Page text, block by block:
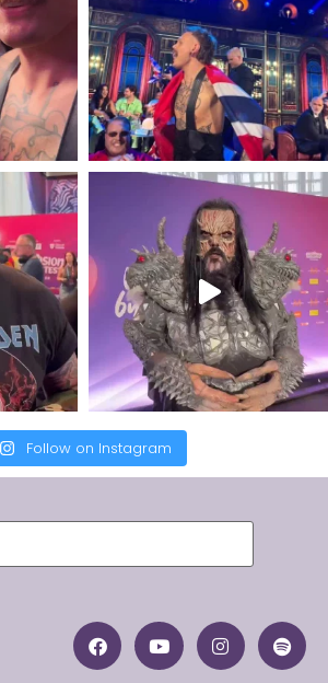
Follow on Instagram